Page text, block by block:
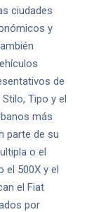
ciudades
y
de
Tipo y el
más
parte de su
o el
el 500X y el
el Fiat
por